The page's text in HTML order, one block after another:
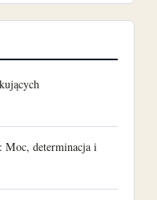
Moc, determinacja i